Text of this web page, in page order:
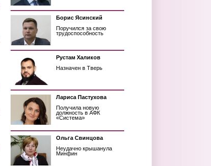
Борис Ясинский
Поручился за свою
трудоспособность
Рустам Халиков
Назначен в Тверь
Лариса Пастухова
Получила новую
должность в АФК
«Система»
Ольга Свинцова
Неудачно крышанула
Минфин